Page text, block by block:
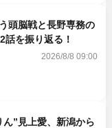
頭脳戦と長野専務の
を振り返る！
2026/8/8 09:00
”見上愛、新潟から